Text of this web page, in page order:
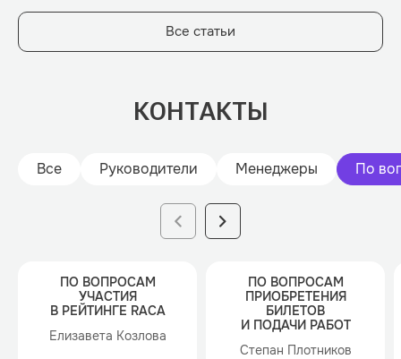
Все статьи
КОНТАКТЫ
Все Руководители Менеджеры По
ПО ВОПРОСАМ
УЧАСТИЯ
В РЕЙТИНГЕ RACA
Елизавета Козлова
ПО ВОПРОСАМ
ПРИОБРЕТЕНИЯ
БИЛЕТОВ
И ПОДАЧИ РАБОТ
Степан Плотников